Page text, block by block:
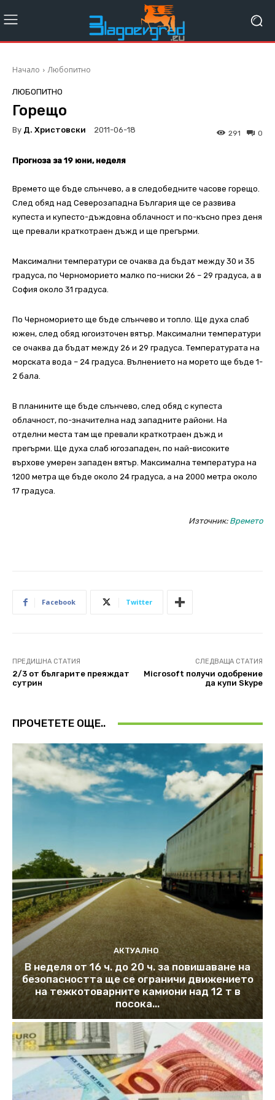
Начало Любопитно
ЛЮБОПИТНО
Горещо
By Д. Христовски 2011-06-18 0
291
Прогноза за 19 юни, неделя
Времето ще бъде слънчево, а в следобедните часове горещо.
След обяд над Северозападна България ще се развива
купеста и купесто-дъждовна облачност и по-късно през деня
ще превали краткотраен дъжд и ще прегърми.
Максимални температури се очаква да бъдат между 30 и 35
градуса, по Черноморието малко по-ниски 26 – 29 градуса, а в
София около 31 градуса.
По Черноморието ще бъде слънчево и топло. Ще духа слаб
южен, след обяд югоизточен вятър. Максимални температури
се очаква да бъдат между 26 и 29 градуса. Температурата на
морската вода – 24 градуса. Вълнението на морето ще бъде 1-
2 бала.
В планините ще бъде слънчево, след обяд с купеста
облачност, по-значителна над западните райони. На
отделни места там ще превали краткотраен дъжд и
прегърми. Ще духа слаб югозападен, по най-високите
върхове умерен западен вятър. Максимална температура на
1200 метра ще бъде около 24 градуса, а на 2000 метра около
17 градуса.
Източник: Времето
Facebook Twitter
ПРЕДИШНА СТАТИЯ
2/3 от българите преяждат
сутрин
СЛЕДВАЩА СТАТИЯ
Microsoft получи одобрение
да купи Skype
ПРОЧЕТЕТЕ ОЩЕ..
АКТУАЛНО
В неделя от 16 ч. до 20 ч. за повишаване на
безопасността ще се ограничи движението
на тежкотоварните камиони над 12 т в
посока...